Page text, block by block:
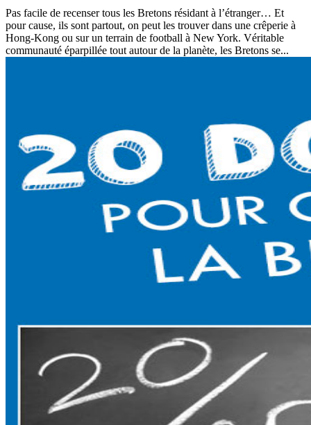
Pas facile de recenser tous les Bretons résidant à l’étranger… Et
pour cause, ils sont partout, on peut les trouver dans une crêperie à
Hong-Kong ou sur un terrain de football à New York. Véritable
communauté éparpillée tout autour de la planète, les Bretons se...